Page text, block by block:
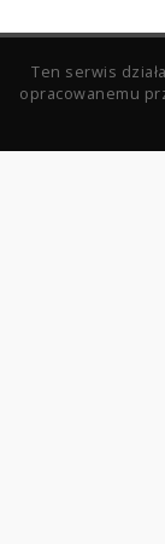
Ten serwis
opracowanemu